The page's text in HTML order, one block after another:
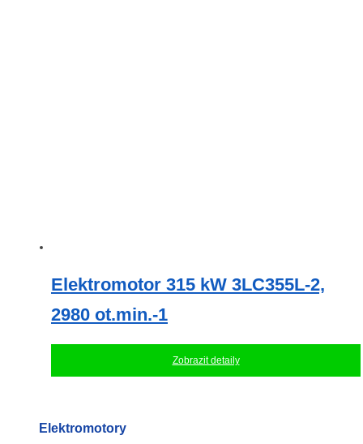
Elektromotor 315 kW 3LC355L-2,
2980 ot.min.-1
Zobrazit detaily
Elektromotory